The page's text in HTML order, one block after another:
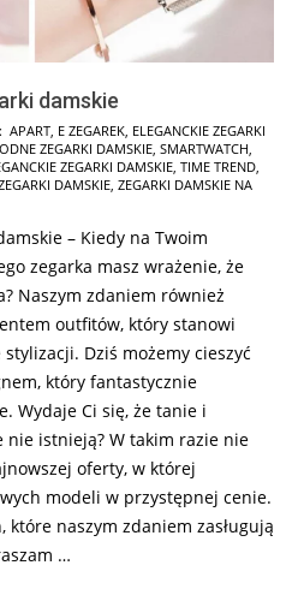
damskie
APART E ZEGAREK ELEGANCKIE ZEGARKI
ZEGARKI DAMSKIE SMARTWATCH
ZEGARKI DAMSKIE TIME TREND
DAMSKIE ZEGARKI DAMSKIE NA
– Kiedy na Twoim
zegarka masz wrażenie, że
Naszym zdaniem również
outfitów, który stanowi
Dziś możemy cieszyć
który fantastycznie
Wydaje Ci się, że tanie i
nie istnieją? W takim razie nie
oferty, w której
modeli w przystępnej cenie.
które naszym zdaniem zasługują
…